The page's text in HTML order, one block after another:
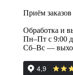
Приём
Обработка и
Пн–Пт с 9:00
Сб–Вс —